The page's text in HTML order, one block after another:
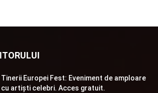
Tinerii Europei Fest: Eveniment de amploare
cu artiști celebri. Acces gratuit.